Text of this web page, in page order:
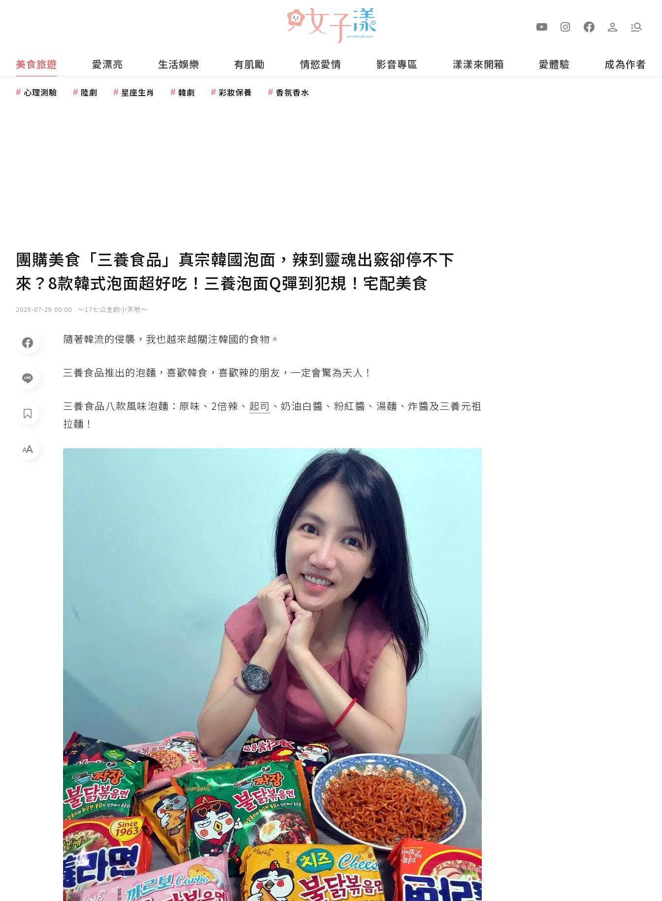
美食旅遊 愛漂亮 生活娛樂 有肌勵 情慾愛情 影音專區 漾漾來開箱 愛體驗 成為作者
心理測驗 陸劇 星座生肖 韓劇 彩妝保養 香氛香水
團購美食「三養食品」真宗韓國泡面，辣到靈魂出竅卻停不下
來？8款韓式泡面超好吃！三養泡面Q彈到犯規！宅配美食
2025-07-29 00:00 ～17七公主的小天地～
隨著韓流的侵襲，我也越來越關注韓國的食物。
三養食品推出的泡麵，喜歡韓食，喜歡辣的朋友，一定會驚為天人！
三養食品八款風味泡麵：原味、2倍辣、 起司 、奶油白醬、粉紅醬、湯麵、炸醬及三養元祖
拉麵！